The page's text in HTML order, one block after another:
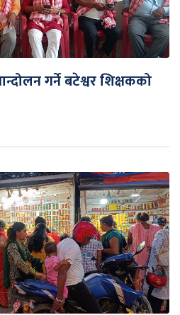
गर्ने बटेश्वर शिक्षकको